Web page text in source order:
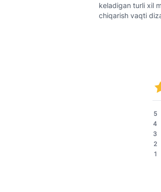
keladigan turli xil
chiqarish vaqti
5
4
3
2
1